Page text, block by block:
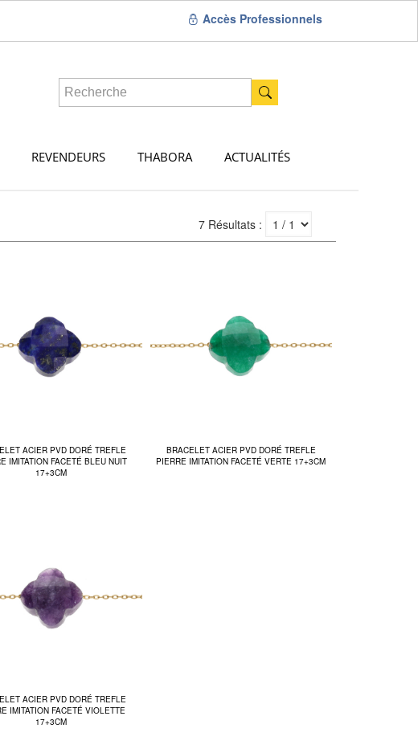
Accès Professionnels
REVENDEURS THABORA ACTUALITÉS
7 Résultats :
ACIER PVD DORÉ TREFLE
IMITATION FACETÉ BLEU NUIT
17+3CM
BRACELET ACIER PVD DORÉ TREFLE
PIERRE IMITATION FACETÉ VERTE 17+3CM
ACIER PVD DORÉ TREFLE
IMITATION FACETÉ VIOLETTE
17+3CM